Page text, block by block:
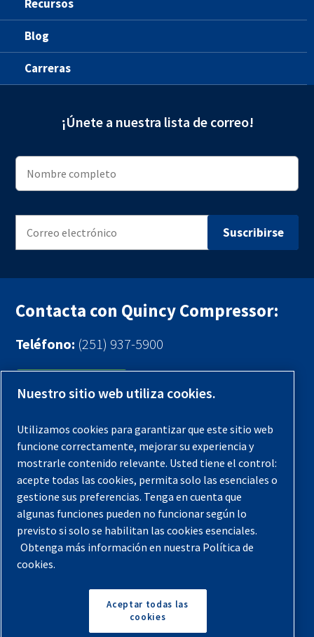
Recursos
Blog
Carreras
¡Únete a nuestra lista de correo!
Contacta con Quincy Compressor:
Teléfono: (251) 937-5900
Contáctenos
Registra tu compresor
Aviso legal
Garantías
Política de privacidad
Términos y Condiciones
Mapa del sitio
© 2026 Quincy Compressor. Todos los derechos
Volver arriba
Nuestro sitio web utiliza cookies.
Utilizamos cookies para garantizar que este sitio web
funcione correctamente, mejorar su experiencia y
mostrarle contenido relevante. Usted tiene el control:
acepte todas las cookies, permita solo las esenciales o
gestione sus preferencias. Tenga en cuenta que
algunas funciones pueden no funcionar según lo
previsto si solo se habilitan las cookies esenciales.
Obtenga más información en nuestra Política de
cookies.
Aceptar todas las
cookies